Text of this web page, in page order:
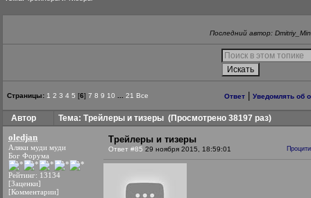
Последний автор:
Страницы: 1 2 3 4 5 [6] 7 8 9 10 21 Все Ответ Уведомлять об
Автор Тема: Трейлеры и тизеры (Просмотрено 38197 раз)
oledjan
Аляки муди муди
Бог Форума
Рейтинг: 13134
[Заценки]
[Комментарии]
Трейлеры и тизеры
Ответ #85 29 ноября 2015, 18:59:01